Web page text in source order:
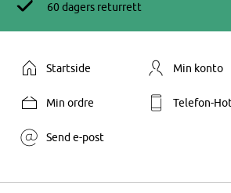
60 dagers returrett
Startside Min konto
Min ordre Telefon-
Send e-post